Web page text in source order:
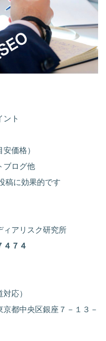
ント
安価格）
ブログ他
稿に効果的です
ィアリスク研究所
４７４
応）
都中央区銀座７－１３－